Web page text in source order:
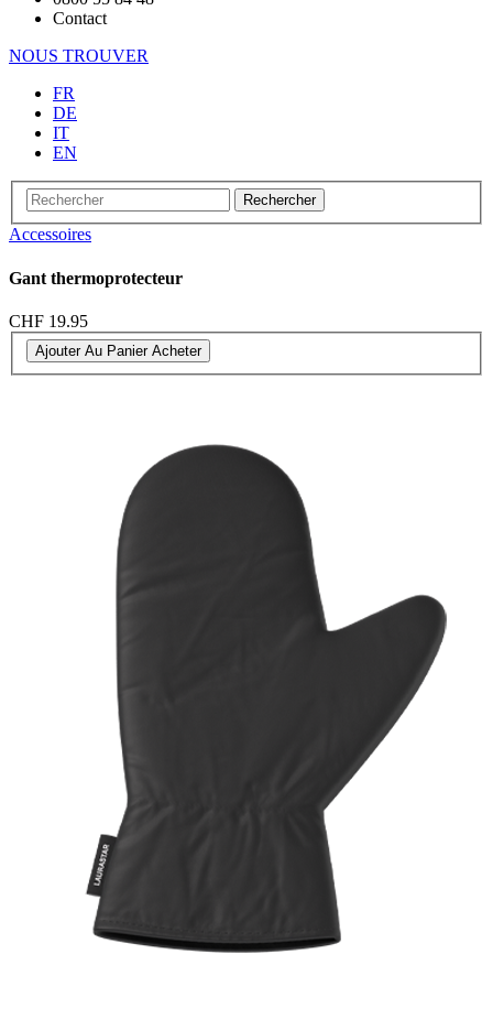
Contact
NOUS TROUVER
FR
DE
IT
EN
Rechercher
Accessoires
Gant thermoprotecteur
CHF 19.95
Ajouter Au Panier Acheter